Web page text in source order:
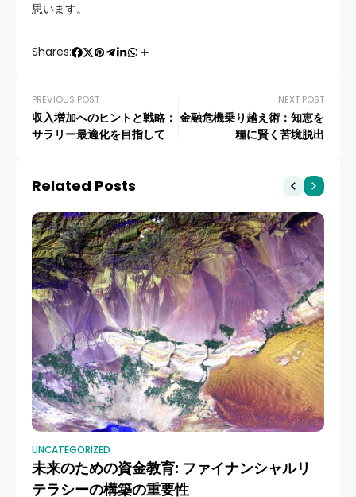
思います。
Shares:
PREVIOUS POST
収入増加へのヒントと戦略：
サラリー最適化を目指して
NEXT POST
金融危機乗り越え術：知恵を
糧に賢く苦境脱出
Related Posts
UNCATEGORIZED
未来のための資金教育: ファイナンシャルリ
テラシーの構築の重要性